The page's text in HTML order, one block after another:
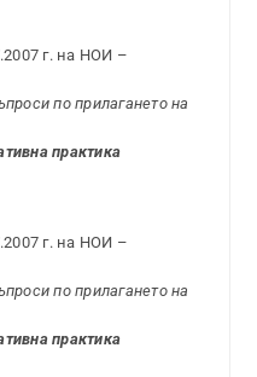
г. на НОИ –
по прилагането на
практика
г. на НОИ –
по прилагането на
практика